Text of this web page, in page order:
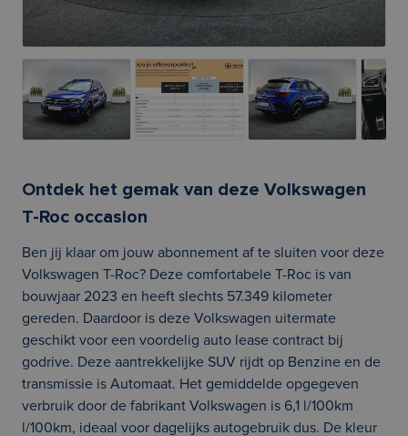
Ontdek het gemak van deze Volkswagen
T-Roc occasion
Ben jij klaar om jouw abonnement af te sluiten voor deze
Volkswagen T-Roc? Deze comfortabele T-Roc is van
bouwjaar 2023 en heeft slechts 57.349 kilometer
gereden. Daardoor is deze Volkswagen uitermate
geschikt voor een voordelig auto lease contract bij
godrive. Deze aantrekkelijke SUV rijdt op Benzine en de
transmissie is Automaat. Het gemiddelde opgegeven
verbruik door de fabrikant Volkswagen is 6,1 l/100km
l/100km, ideaal voor dagelijks autogebruik dus. De kleur